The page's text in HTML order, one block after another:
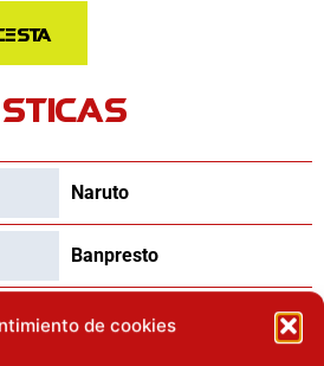
de cookies
Naruto
Banpresto
Figuras